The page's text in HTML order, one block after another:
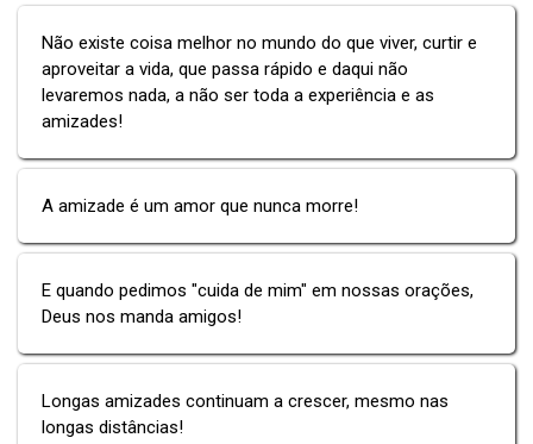
Não existe coisa melhor no mundo do que viver, curtir e
aproveitar a vida, que passa rápido e daqui não
levaremos nada, a não ser toda a experiência e as
amizades!
A amizade é um amor que nunca morre!
E quando pedimos "cuida de mim" em nossas orações,
Deus nos manda amigos!
Longas amizades continuam a crescer, mesmo nas
longas distâncias!